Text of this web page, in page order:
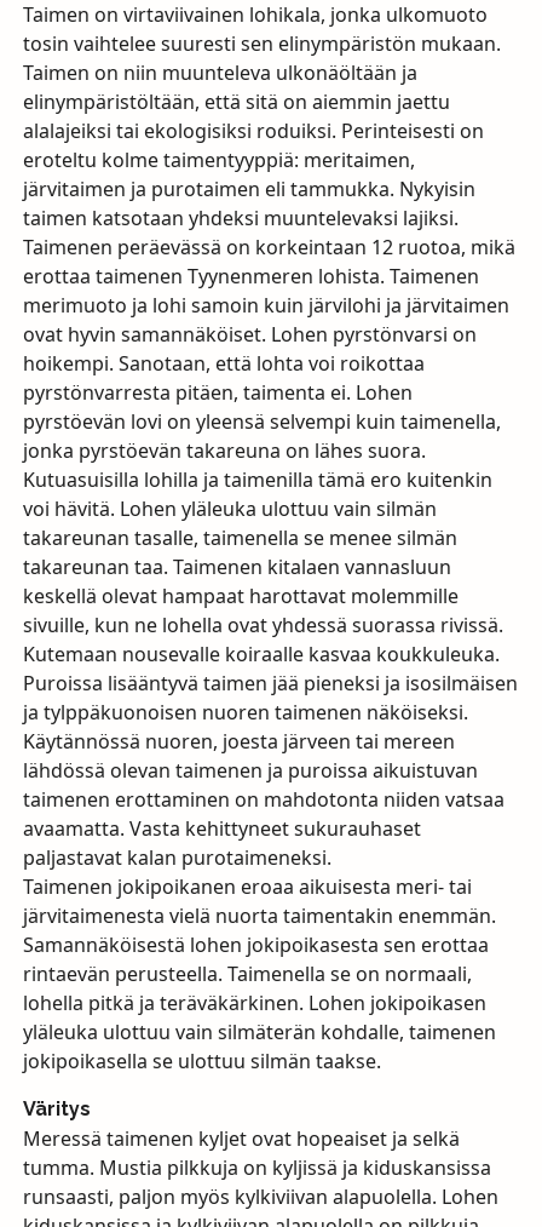
Taimen on virtaviivainen lohikala, jonka ulkomuoto
tosin vaihtelee suuresti sen elinympäristön mukaan.
Taimen on niin muunteleva ulkonäöltään ja
elinympäristöltään, että sitä on aiemmin jaettu
alalajeiksi tai ekologisiksi roduiksi. Perinteisesti on
eroteltu kolme taimentyyppiä: meritaimen,
järvitaimen ja purotaimen eli tammukka. Nykyisin
taimen katsotaan yhdeksi muuntelevaksi lajiksi.
Taimenen peräevässä on korkeintaan 12 ruotoa, mikä
erottaa taimenen Tyynenmeren lohista. Taimenen
merimuoto ja lohi samoin kuin järvilohi ja järvitaimen
ovat hyvin samannäköiset. Lohen pyrstönvarsi on
hoikempi. Sanotaan, että lohta voi roikottaa
pyrstönvarresta pitäen, taimenta ei. Lohen
pyrstöevän lovi on yleensä selvempi kuin taimenella,
jonka pyrstöevän takareuna on lähes suora.
Kutuasuisilla lohilla ja taimenilla tämä ero kuitenkin
voi hävitä. Lohen yläleuka ulottuu vain silmän
takareunan tasalle, taimenella se menee silmän
takareunan taa. Taimenen kitalaen vannasluun
keskellä olevat hampaat harottavat molemmille
sivuille, kun ne lohella ovat yhdessä suorassa rivissä.
Kutemaan nousevalle koiraalle kasvaa koukkuleuka.
Puroissa lisääntyvä taimen jää pieneksi ja isosilmäisen
ja tylppäkuonoisen nuoren taimenen näköiseksi.
Käytännössä nuoren, joesta järveen tai mereen
lähdössä olevan taimenen ja puroissa aikuistuvan
taimenen erottaminen on mahdotonta niiden vatsaa
avaamatta. Vasta kehittyneet sukurauhaset
paljastavat kalan purotaimeneksi.
Taimenen jokipoikanen eroaa aikuisesta meri- tai
järvitaimenesta vielä nuorta taimentakin enemmän.
Samannäköisestä lohen jokipoikasesta sen erottaa
rintaevän perusteella. Taimenella se on normaali,
lohella pitkä ja teräväkärkinen. Lohen jokipoikasen
yläleuka ulottuu vain silmäterän kohdalle, taimenen
jokipoikasella se ulottuu silmän taakse.
Väritys
Meressä taimenen kyljet ovat hopeaiset ja selkä
tumma. Mustia pilkkuja on kyljissä ja kiduskansissa
runsaasti, paljon myös kylkiviivan alapuolella. Lohen